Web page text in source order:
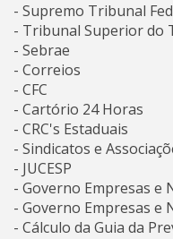
- Supremo Tribunal
- Tribunal Superior do
- Sebrae
- Correios
- CFC
- Cartório 24 Horas
- CRC's Estaduais
- Sindicatos e
- JUCESP
- Governo Empresas e
- Governo Empresas e
- Cálculo da Guia da